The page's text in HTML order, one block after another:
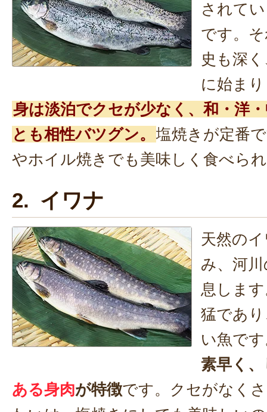
されて
です。
史も深
に始ま
身は淡泊でクセが少なく、和・洋
とも相性バツグン。 塩焼きが定番
やホイル焼きでも美味しく食べら
2. イワナ
天然の
み、河
息しま
猛であ
い魚で
素早く
ある身肉が特徴です。クセがなく